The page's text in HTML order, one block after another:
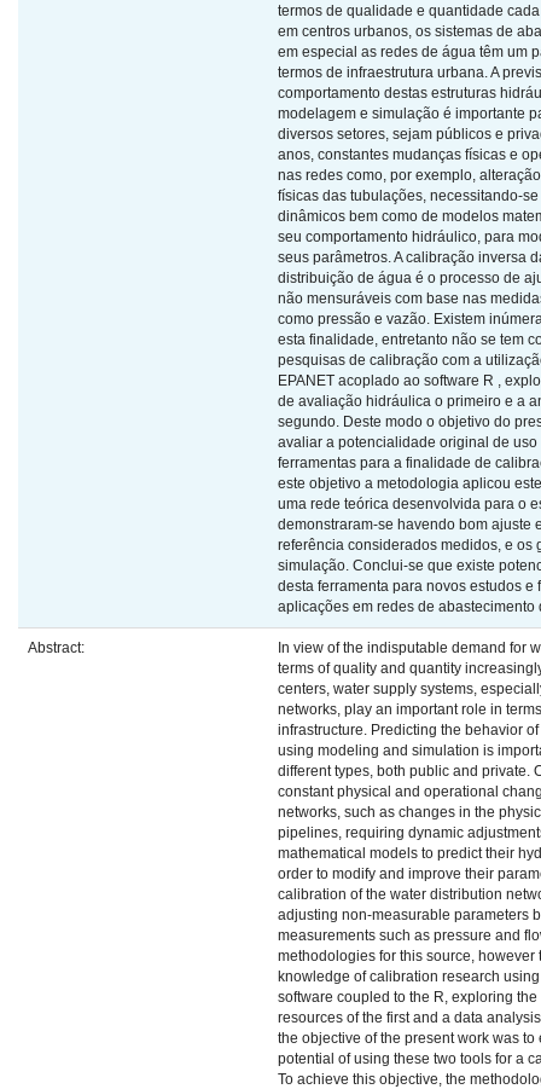
termos de qualidade e quantidade
em centros urbanos, os sistemas de
em especial as redes de água têm um
termos de infraestrutura urbana. A
comportamento destas estruturas
modelagem e simulação é importante
diversos setores, sejam públicos e
anos, constantes mudanças físicas e
nas redes como, por exemplo,
físicas das tubulações, necessitando-
dinâmicos bem como de modelos
seu comportamento hidráulico, para
seus parâmetros. A calibração inversa
distribuição de água é o processo de
não mensuráveis com base nas
como pressão e vazão. Existem
esta finalidade, entretanto não se tem
pesquisas de calibração com a
EPANET acoplado ao software R ,
de avaliação hidráulica o primeiro e a
segundo. Deste modo o objetivo do
avaliar a potencialidade original de uso
ferramentas para a finalidade de
este objetivo a metodologia aplicou
uma rede teórica desenvolvida para o
demonstraram-se havendo bom ajuste
referência considerados medidos, e os
simulação. Conclui-se que existe
desta ferramenta para novos estudos e
aplicações em redes de abastecimento
Abstract:
In view of the indisputable demand for
terms of quality and quantity
centers, water supply systems,
networks, play an important role in
infrastructure. Predicting the behavior
using modeling and simulation is
different types, both public and private.
constant physical and operational
networks, such as changes in the
pipelines, requiring dynamic
mathematical models to predict their
order to modify and improve their
calibration of the water distribution
adjusting non-measurable parameters
measurements such as pressure and
methodologies for this source, however
knowledge of calibration research
software coupled to the R, exploring
resources of the first and a data
the objective of the present work was
potential of using these two tools for a
To achieve this objective, the